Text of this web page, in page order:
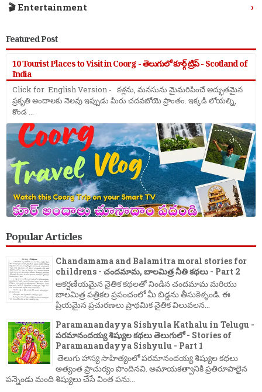
🎬 Entertainment ›
Featured Post
10 Tourist Places to Visit in Coorg - తెలుగులో కూర్గ్ ట్రిప్ - Scotland of
India
Click for English Version - కళ్లను, మనసును మైమరిపించే అద్భుతమైన
ప్రకృతి అందాలకు నెలవు ఇప్పుడు మీరు చదవబోయె ప్రాంతం. ఇక్కడి లోయల్ని,
కొండ ...
Popular Articles
Chandamama and Balamitra moral stories for
childrens - చందమామ, బాలమిత్ర నీతి కథలు - Part 2
ఆకర్షణీయమైన నైతిక కథలతో నిండిన చందమామ మరియు
బాలమిత్ర పత్రికల ప్రపంచంలో మీ బిడ్డను తీసుకెళ్ళండి. ఈ
ప్రియమైన ప్రచురణలు ప్రాథమిక నైతిక విలువలన...
Paramanandayya Sishyula Kathalu in Telugu -
పరమానందయ్య శిష్యుల కథలు తెలుగులో - Stories of
Paramanandayya Sishyulu - Part 1
తెలుగు హాస్య సాహిత్యంలో పరమానందయ్య శిష్యుల కథలు
అత్యంత ప్రాచుర్యం పొందినవి. అమాయకత్వానికి ప్రతిరూపాలైన
పన్నెండు మంది శిష్యులు చేసే వింత పను...